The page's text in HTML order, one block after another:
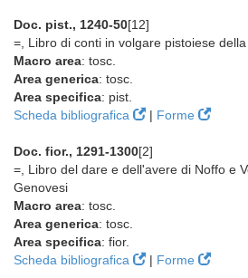
Doc. pist., 1240-50[12]
=, Libro di conti in volgare pistoiese
Macro area: tosc.
Area generica: tosc.
Area specifica: pist.
Scheda bibliografica
| Forme
Doc. fior., 1291-1300[2]
=, Libro del dare e dell'avere di Noffo e
Genovesi
Macro area: tosc.
Area generica: tosc.
Area specifica: fior.
Scheda bibliografica
| Forme